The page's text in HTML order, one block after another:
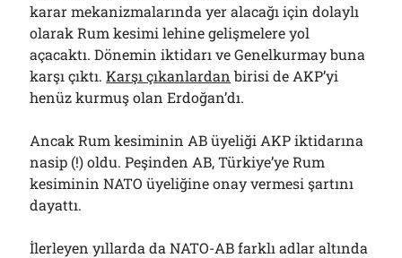
karar mekanizmalarında yer alacağı için dolaylı
olarak Rum kesimi lehine gelişmelere yol
açacaktı. Dönemin iktidarı ve Genelkurmay buna
karşı çıktı.Karşı çıkanlardan birisi de AKP’yi
henüz kurmuş olan Erdoğan’dı.
Ancak Rum kesiminin AB üyeliği AKP iktidarına
nasip (!) oldu. Peşinden AB, Türkiye’ye Rum
kesiminin NATO üyeliğine onay vermesi şartını
dayattı.
İlerleyen yıllarda da NATO-AB farklı adlar altında